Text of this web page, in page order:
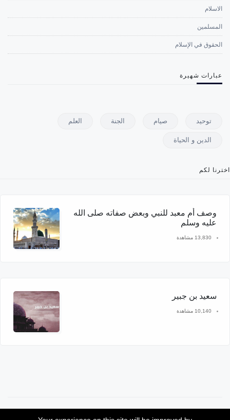
الاسلام
المسلمين
الحقوق في الإسلام
عبارات شهيرة
توحيد صيام الجنة العلم
الدين و الحياة
اخترنا لكم
وصف أم معبد للنبي وبعض صفاته صلى الله
عليه وسلم
13,830 مشاهدة
سعيد بن جبير
10,140 مشاهدة
موقع سيدنا محمد © 2026 جميع الحقوق محفوظة